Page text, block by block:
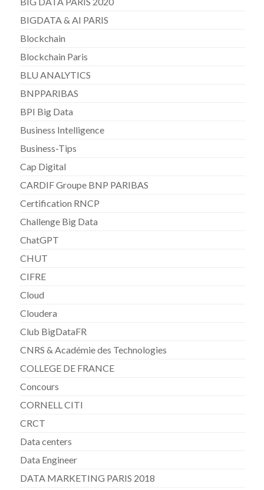
BIGDATA & AI PARIS
Blockchain
Blockchain Paris
BLU ANALYTICS
BNPPARIBAS
BPI Big Data
Business Intelligence
Business-Tips
Cap Digital
CARDIF Groupe BNP PARIBAS
Certification RNCP
Challenge Big Data
ChatGPT
CHUT
CIFRE
Cloud
Cloudera
Club BigDataFR
CNRS & Académie des Technologies
COLLEGE DE FRANCE
Concours
CORNELL CITI
CRCT
Data centers
Data Engineer
DATA MARKETING PARIS 2018